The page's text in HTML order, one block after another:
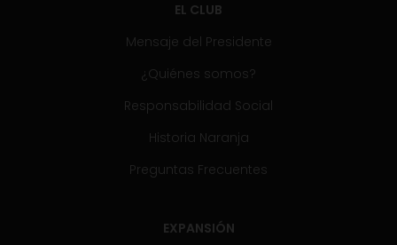
EL CLUB
Mensaje del Presidente
¿Quiénes somos?
Responsabilidad Social
Historia Naranja
Preguntas Frecuentes
EXPANSIÓN